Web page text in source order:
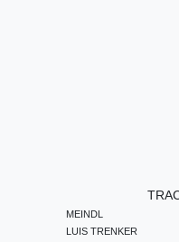
MEINDL
LUIS TRENKER